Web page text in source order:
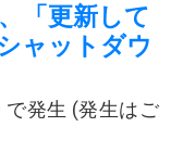
「更新して
ャットダウ
発生 (発生はご